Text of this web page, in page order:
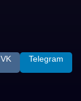
VK Telegram